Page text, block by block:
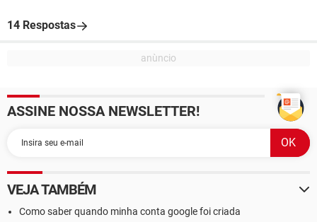
14 Respostas
ASSINE NOSSA NEWSLETTER!
VEJA TAMBÉM
Como saber quando minha conta google foi criada